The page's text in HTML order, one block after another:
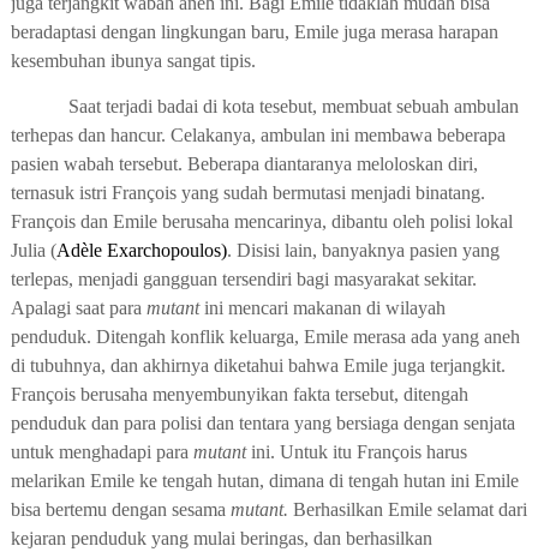
beradaptasi dengan lingkungan baru, Emile juga merasa harapan
kesembuhan ibunya sangat tipis.
Saat terjadi badai di kota tesebut, membuat sebuah ambulan
terhepas dan hancur. Celakanya, ambulan ini membawa beberapa
pasien wabah tersebut. Beberapa diantaranya meloloskan diri,
ternasuk istri Françoisyang sudah bermutasi menjadi binatang.
Françoisdan Emile berusaha mencarinya, dibantu oleh polisi lokal
Julia (Adèle Exarchopoulos). Disisi lain, banyaknya pasien yang
terlepas, menjadi gangguan tersendiri bagi masyarakat sekitar.
Apalagi saat para mutantini mencari makanan di wilayah
penduduk. Ditengah konflik keluarga, Emile merasa ada yang aneh
di tubuhnya, dan akhirnya diketahui bahwa Emile juga terjangkit.
Françoisberusaha menyembunyikan fakta tersebut, ditengah
penduduk dan para polisi dan tentara yang bersiaga dengan senjata
untuk menghadapi para mutantini. Untuk itu François harus
melarikan Emile ke tengah hutan, dimana di tengah hutan ini Emile
bisa bertemu dengan sesama mutant. Berhasilkan Emile selamat dari
kejaran penduduk yang mulai beringas, dan berhasilkan